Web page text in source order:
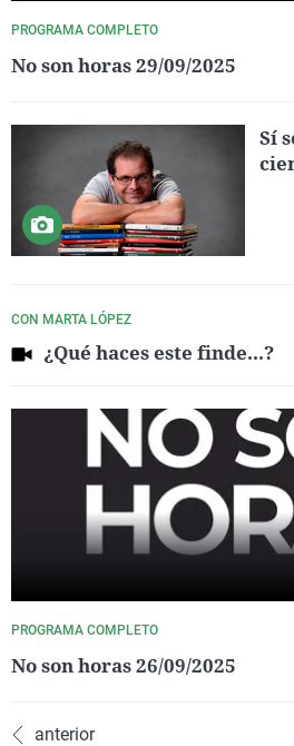
PROGRAMA COMPLETO
No son horas 29/09/2025
Sí
CON MARTA LÓPEZ
¿Qué haces este finde...?
PROGRAMA COMPLETO
No son horas 26/09/2025
anterior